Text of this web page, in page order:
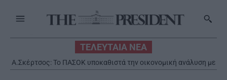
ΤΕΛΕΥΤΑΙΑ ΝΕΑ
Α.Σκέρτσος: Το ΠΑΣΟΚ υποκαθιστά την οικονομική ανάλυση με
πολιτική προπαγάνδα